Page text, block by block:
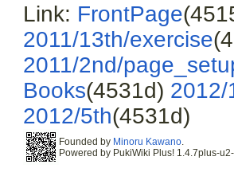
Link: FrontPage
2011/13th/exercise
2011/2nd/
Books(4531d) 2012/
2012/5th(4531d)
Founded by Minoru Kawano.
Powered by PukiWiki Plus! 1.4.7plus-